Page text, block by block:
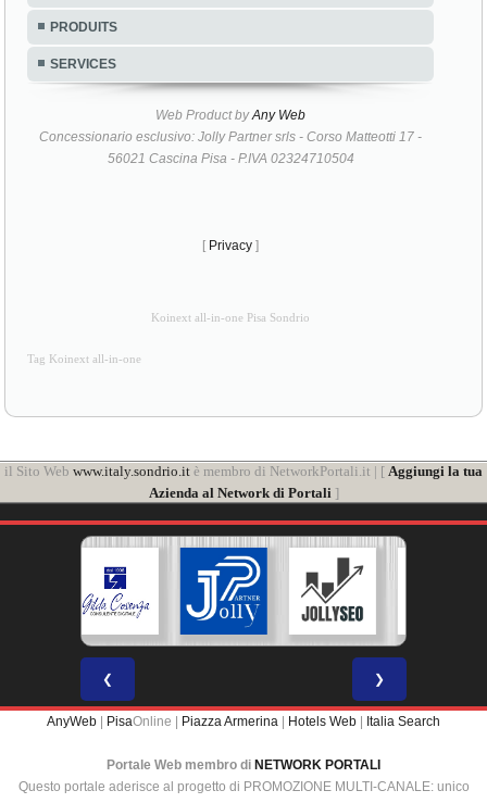
PRODUITS
SERVICES
Web Product byAny Web
Concessionario esclusivo: Jolly Partner srls - Corso Matteotti 17 -
56021 Cascina Pisa - P.IVA 02324710504
[ Privacy ]
Koinext all-in-one Pisa Sondrio
Tag Koinext all-in-one
il Sito Web www.italy.sondrio.it è membro di NetworkPortali.it | [ Aggiungi la tua
Azienda al Network di Portali]
❮ ❯
AnyWeb PisaOnline | Piazza Armerina Hotels Web Italia Search
Portale Web membro di NETWORK PORTALI
Questo portale aderisce al progetto di PROMOZIONE MULTI-CANALE: unico